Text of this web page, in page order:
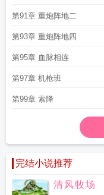
第91章 重炮阵地二
第93章 重炮阵地四
第95章 血脉相连
第97章 机枪班
第99章 索降
完结小说推荐
清风牧场